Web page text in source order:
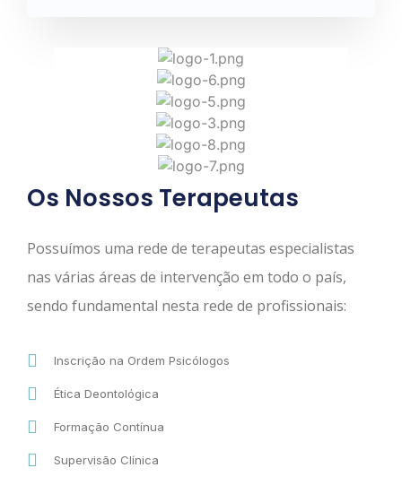
Os Nossos Terapeutas
Possuímos uma rede de terapeutas especialistas
nas várias áreas de intervenção em todo o país,
sendo fundamental nesta rede de profissionais:
Inscrição na Ordem Psicólogos
Ética Deontológica
Formação Contínua
Supervisão Clínica